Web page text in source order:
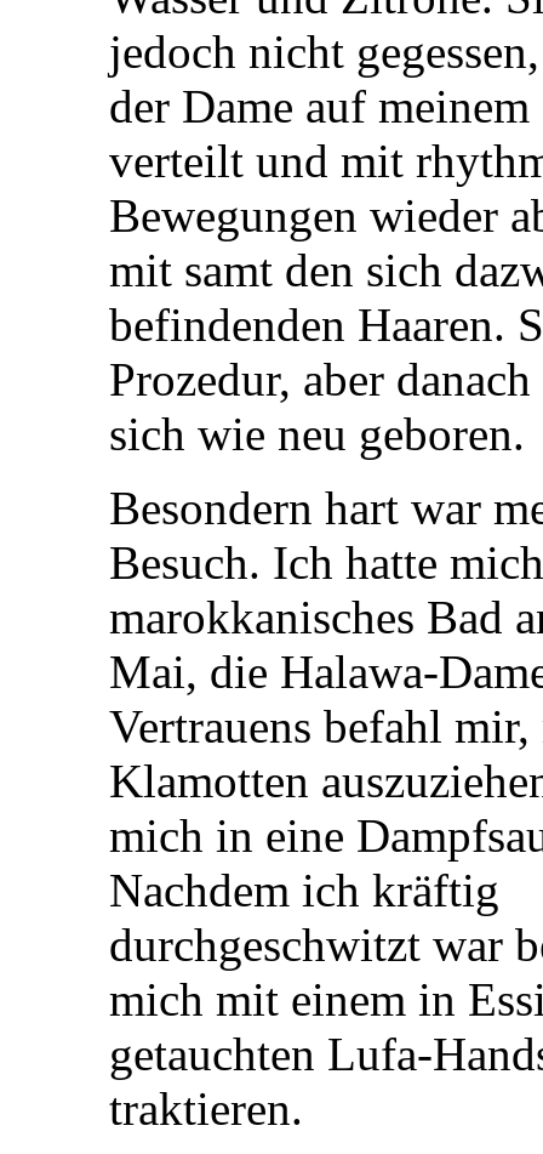
jedoch nicht
der Dame auf
verteilt und mit
Bewegungen wieder
mit samt den sich
befindenden Haaren.
Prozedur, aber
sich wie neu geboren.
Besondern hart war
Besuch. Ich hatte
marokkanisches Bad
Mai, die Halawa-
Vertrauens befahl mir,
Klamotten
mich in eine
Nachdem ich kräftig
durchgeschwitzt war
mich mit einem in
getauchten Lufa-
traktieren.